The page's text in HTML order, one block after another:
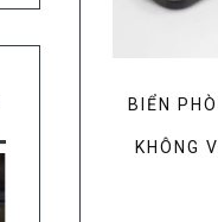
BIỂN
KHÔNG